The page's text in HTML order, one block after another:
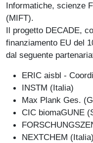
Informatiche, scienze
(MIFT).
Il progetto DECADE,
finanziamento EU del
dal seguente
ERIC aisbl -
INSTM (Italia)
Max Plank Ges.
CIC biomaGUNE
NEXTCHEM (Italia)